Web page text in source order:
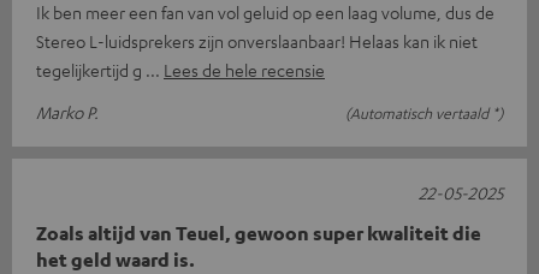
Ik ben meer een fan van vol geluid op een laag volume, dus de
Stereo L-luidsprekers zijn onverslaanbaar! Helaas kan ik niet
tegelijkertijd g
Lees de hele recensie
Marko P.
(Automatisch vertaald *)
Zoals altijd van Teuel, gewoon super kwaliteit die
het geld waard is.
22-05-2025